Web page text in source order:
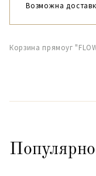
Возможна
Корзина прямоуг